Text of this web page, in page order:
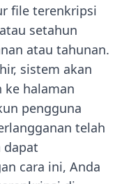
file terenkripsi
setahun
atau tahunan.
sistem akan
ke halaman
pengguna
telah
dapat
cara ini, Anda